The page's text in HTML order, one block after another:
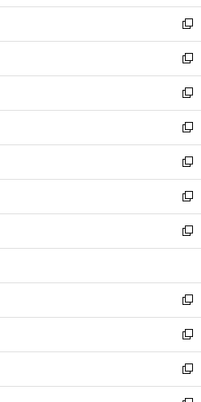
開
く
ン
ド
ウ
で
開
く
ウ
ィ
ン
ド
ウ
で
開
く
し
い
ウ
ィ
ン
ド
ウ
で
開
く
新
し
い
ウ
ィ
ン
ド
ウ
で
開
く
新
し
い
ウ
ィ
ン
ド
ウ
で
開
く
新
し
い
ウ
ィ
ン
ド
ウ
で
開
新
し
い
ウ
ィ
ン
ド
ウ
開
く
新
し
い
ウ
ィ
ン
ウ
で
開
く
新
し
い
ウ
ン
ド
ウ
で
開
く
新
し
ウ
ィ
ン
ド
ウ
で
開
新
し
い
ウ
ィ
ン
新
し
い
ウ
新
し